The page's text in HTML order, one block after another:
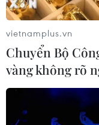
vietnamplus.vn
Chuyển Bộ
vàng không rõ